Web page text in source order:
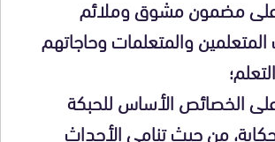
على مضمون مشوق وملائم
والمتعلمات وحاجاتهم
الخصائص الأساس للحبكة
من حيث تنامي الأحداث